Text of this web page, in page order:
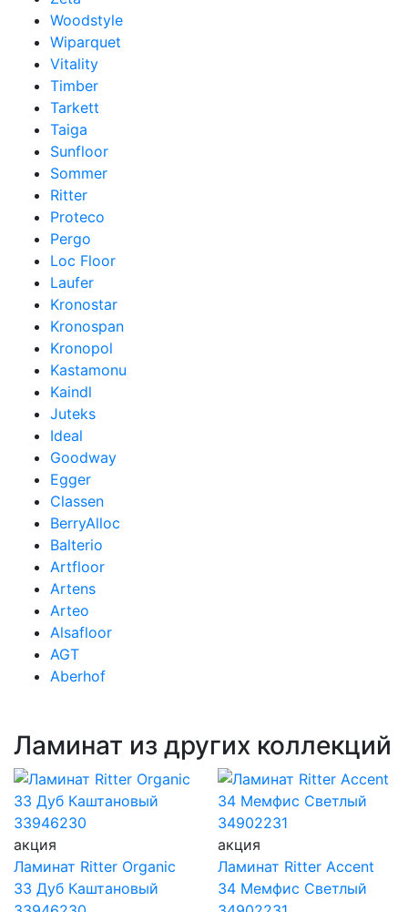
Woodstyle
Wiparquet
Vitality
Timber
Tarkett
Taiga
Sunfloor
Sommer
Ritter
Proteco
Pergo
Loc Floor
Laufer
Kronostar
Kronospan
Kronopol
Kastamonu
Kaindl
Juteks
Ideal
Goodway
Egger
Classen
BerryAlloc
Balterio
Artfloor
Artens
Arteo
Alsafloor
AGT
Aberhof
Ламинат из других коллекций
акция
Ламинат Ritter Organic
33 Дуб Каштановый
акция
Ламинат Ritter Accent
34 Мемфис Светлый